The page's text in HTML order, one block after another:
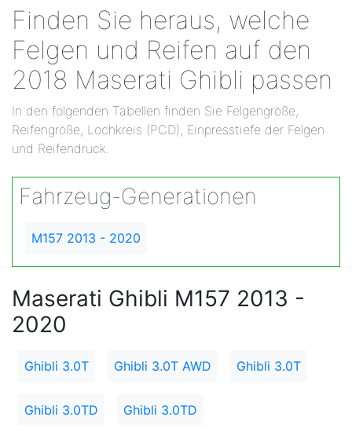
Finden Sie heraus, welche
Felgen und Reifen auf den
2018 Maserati Ghibli passen
In den folgenden Tabellen finden Sie Felgengröße,
Reifengröße, Lochkreis (PCD), Einpresstiefe der Felgen
und Reifendruck.
Fahrzeug-Generationen
M157 2013 - 2020
Maserati Ghibli M157 2013 -
2020
Ghibli 3.0T Ghibli 3.0T AWD Ghibli 3.0T
Ghibli 3.0TD Ghibli 3.0TD